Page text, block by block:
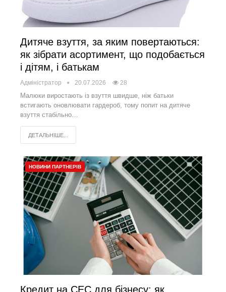
Дитяче взуття, за яким повертаються:
як зібрати асортимент, що подобається
і дітям, і батькам
Адміністратор 20.07.2026 28
Малюки виростають із взуття швидше, ніж батьки
встигають оновлювати гардероб, тому попит на дитяче
взуття стабільно…
ДЕТАЛЬНІШЕ...
НОВИНИ ПАРТНЕРІВ
Кредит на СЕС для бізнесу: як